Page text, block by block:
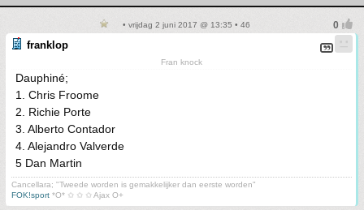
• vrijdag 2 juni 2017 @ 13:35 • 46
franklop
Fran knock
Dauphiné;
1. Chris Froome
2. Richie Porte
3. Alberto Contador
4. Alejandro Valverde
5 Dan Martin
Cancellara; "Tweede worden is gemakkelijker dan eerste worden"
FOK!sport *O* ✩ ✩ ✩ Ajax O+